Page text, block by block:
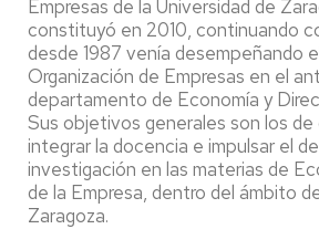
Empresas de la Universidad de
constituyó en 2010, continuando
desde 1987 venía desempeñando
Organización de Empresas en el
departamento de Economía y
Sus objetivos generales son los de
integrar la docencia e impulsar el
investigación en las materias de
de la Empresa, dentro del ámbito
Zaragoza.